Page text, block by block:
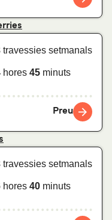
travessies setmanals
hores 45 minuts
Preu
travessies setmanals
hores 40 minuts